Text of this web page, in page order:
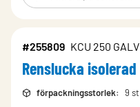
#255809 KCU 250 GALV
Renslucka isolerad
förpackningsstorlek: 9 st